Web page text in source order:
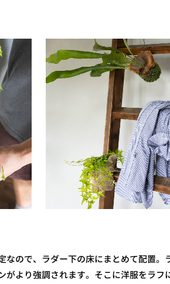
ので、ラダー下の床にまとめて配置。
がより強調されます。そこに洋服をラフ